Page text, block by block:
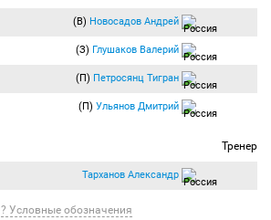
(В) Новосадов Андрей
(З) Глушаков Валерий
(П) Петросянц Тигран
(П) Ульянов Дмитрий
Тренер
Тарханов Александр
? Условные обозначения